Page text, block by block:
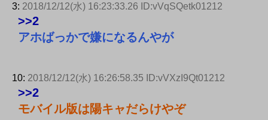
3: 2018/12/12(水) 16:23:33.26 ID:vVqSQetk01212
>>2
アホばっかで嫌になるんやが
10: 2018/12/12(水) 16:26:58.35 ID:vVXzI9Qt01212
>>2
モバイル版は陽キャだらけやぞ